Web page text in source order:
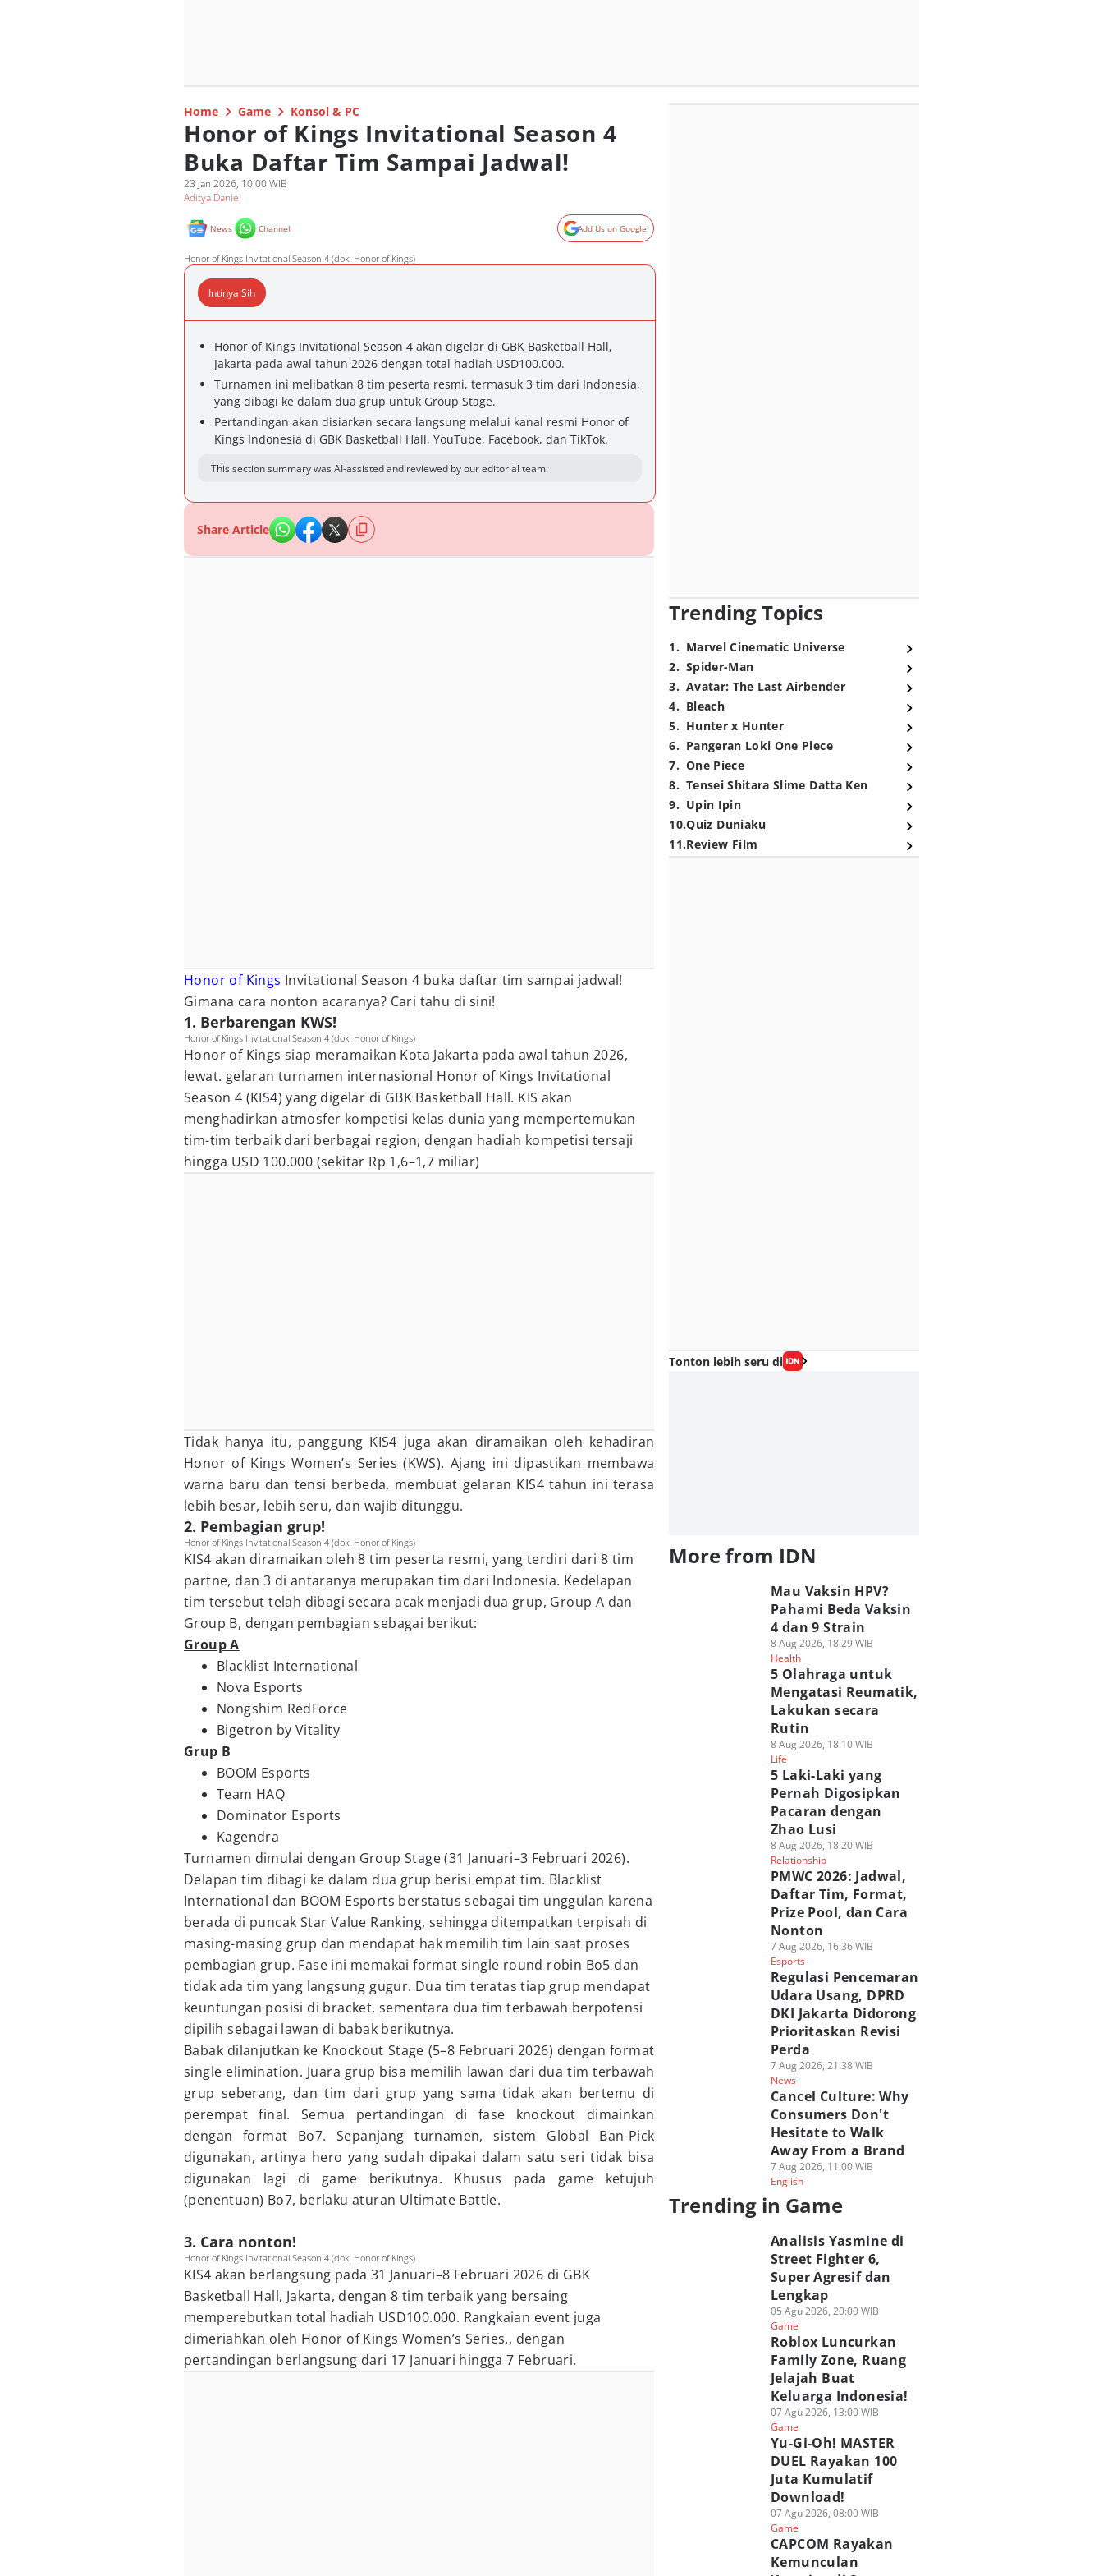
Home Game Konsol & PC
Honor of Kings Invitational Season 4
Buka Daftar Tim Sampai Jadwal!
23 Jan 2026, 10:00 WIB
Aditya Daniel
News Channel Add Us on Google
Honor of Kings Invitational Season 4 (dok. Honor of Kings)
Intinya Sih
Honor of Kings Invitational Season 4 akan digelar di GBK Basketball Hall,
Jakarta pada awal tahun 2026 dengan total hadiah USD100.000.
Turnamen ini melibatkan 8 tim peserta resmi, termasuk 3 tim dari Indonesia,
yang dibagi ke dalam dua grup untuk Group Stage.
Pertandingan akan disiarkan secara langsung melalui kanal resmi Honor of
Kings Indonesia di GBK Basketball Hall, YouTube, Facebook, dan TikTok.
This section summary was AI-assisted and reviewed by our editorial team.
Share Article
Honor of Kings Invitational Season 4 buka daftar tim sampai jadwal!
Gimana cara nonton acaranya? Cari tahu di sini!
1. Berbarengan KWS!
Honor of Kings Invitational Season 4 (dok. Honor of Kings)
Honor of Kings siap meramaikan Kota Jakarta pada awal tahun 2026,
lewat. gelaran turnamen internasional Honor of Kings Invitational
Season 4 (KIS4) yang digelar di GBK Basketball Hall. KIS akan
menghadirkan atmosfer kompetisi kelas dunia yang mempertemukan
tim-tim terbaik dari berbagai region, dengan hadiah kompetisi tersaji
hingga USD 100.000 (sekitar Rp 1,6–1,7 miliar)
Tidak hanya itu, panggung KIS4 juga akan diramaikan oleh kehadiran
Honor of Kings Women’s Series (KWS). Ajang ini dipastikan membawa
warna baru dan tensi berbeda, membuat gelaran KIS4 tahun ini terasa
lebih besar, lebih seru, dan wajib ditunggu.
2. Pembagian grup!
Honor of Kings Invitational Season 4 (dok. Honor of Kings)
KIS4 akan diramaikan oleh 8 tim peserta resmi, yang terdiri dari 8 tim
partne, dan 3 di antaranya merupakan tim dari Indonesia. Kedelapan
tim tersebut telah dibagi secara acak menjadi dua grup, Group A dan
Group B, dengan pembagian sebagai berikut:
Group A
Blacklist International
Nova Esports
Nongshim RedForce
Bigetron by Vitality
Grup B
BOOM Esports
Team HAQ
Dominator Esports
Kagendra
Turnamen dimulai dengan Group Stage (31 Januari–3 Februari 2026).
Delapan tim dibagi ke dalam dua grup berisi empat tim. Blacklist
International dan BOOM Esports berstatus sebagai tim unggulan karena
berada di puncak Star Value Ranking, sehingga ditempatkan terpisah di
masing-masing grup dan mendapat hak memilih tim lain saat proses
pembagian grup. Fase ini memakai format single round robin Bo5 dan
tidak ada tim yang langsung gugur. Dua tim teratas tiap grup mendapat
keuntungan posisi di bracket, sementara dua tim terbawah berpotensi
dipilih sebagai lawan di babak berikutnya.
Babak dilanjutkan ke Knockout Stage (5–8 Februari 2026) dengan format
single elimination. Juara grup bisa memilih lawan dari dua tim terbawah
grup seberang, dan tim dari grup yang sama tidak akan bertemu di
perempat final. Semua pertandingan di fase knockout dimainkan
dengan format Bo7. Sepanjang turnamen, sistem Global Ban-Pick
digunakan, artinya hero yang sudah dipakai dalam satu seri tidak bisa
digunakan lagi di game berikutnya. Khusus pada game ketujuh
(penentuan) Bo7, berlaku aturan Ultimate Battle.
3. Cara nonton!
Honor of Kings Invitational Season 4 (dok. Honor of Kings)
KIS4 akan berlangsung pada 31 Januari–8 Februari 2026 di GBK
Basketball Hall, Jakarta, dengan 8 tim terbaik yang bersaing
memperebutkan total hadiah USD100.000. Rangkaian event juga
dimeriahkan oleh Honor of Kings Women’s Series., dengan
pertandingan berlangsung dari 17 Januari hingga 7 Februari.
Trending Topics
1. Marvel Cinematic Universe
2. Spider-Man
3. Avatar: The Last Airbender
4. Bleach
5. Hunter x Hunter
6. Pangeran Loki One Piece
7. One Piece
8. Tensei Shitara Slime Datta Ken
9. Upin Ipin
10.Quiz Duniaku
11.Review Film
Tonton lebih seru di
More from IDN
Mau Vaksin HPV?
Pahami Beda Vaksin
4 dan 9 Strain
8 Aug 2026, 18:29 WIB
Health
5 Olahraga untuk
Mengatasi Reumatik,
Lakukan secara
Rutin
8 Aug 2026, 18:10 WIB
Life
5 Laki-Laki yang
Pernah Digosipkan
Pacaran dengan
Zhao Lusi
8 Aug 2026, 18:20 WIB
Relationship
PMWC 2026: Jadwal,
Daftar Tim, Format,
Prize Pool, dan Cara
Nonton
7 Aug 2026, 16:36 WIB
Esports
Regulasi Pencemaran
Udara Usang, DPRD
DKI Jakarta Didorong
Prioritaskan Revisi
Perda
7 Aug 2026, 21:38 WIB
News
Cancel Culture: Why
Consumers Don't
Hesitate to Walk
Away From a Brand
7 Aug 2026, 11:00 WIB
English
Trending in Game
Analisis Yasmine di
Street Fighter 6,
Super Agresif dan
Lengkap
05 Agu 2026, 20:00 WIB
Game
Roblox Luncurkan
Family Zone, Ruang
Jelajah Buat
Keluarga Indonesia!
07 Agu 2026, 13:00 WIB
Game
Yu-Gi-Oh! MASTER
DUEL Rayakan 100
Juta Kumulatif
Download!
07 Agu 2026, 08:00 WIB
Game
CAPCOM Rayakan
Kemunculan